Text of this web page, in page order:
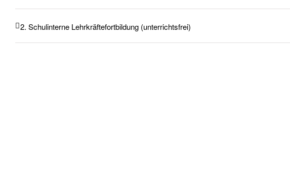
2. Schulinterne Lehrkräftefortbildung (unterrichtsfrei)